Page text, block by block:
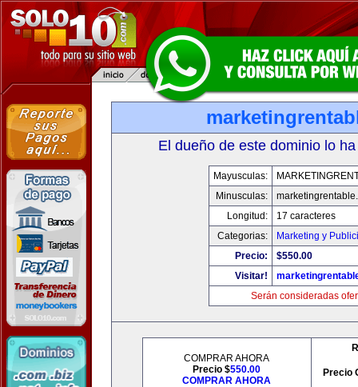
El dueño de este dominio lo
Mayusculas:
Minusculas:
Longitud:
17 caracteres
Categorias:
Marketing y
Precio:
$550.00
Visitar!
Serán consideradas
COMPRAR AHORA
Precio $550.00
COMPRAR AHORA
Precio